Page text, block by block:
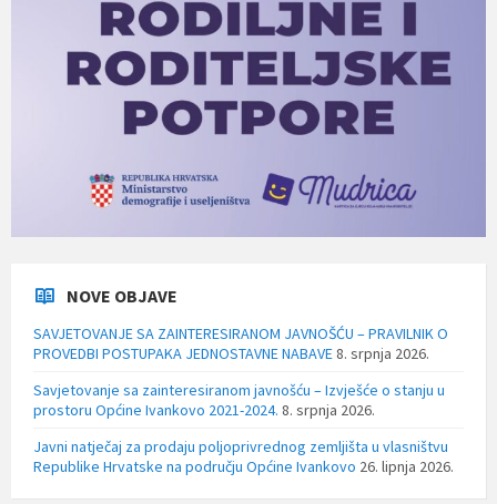
NOVE OBJAVE
SAVJETOVANJE SA ZAINTERESIRANOM JAVNOŠĆU – PRAVILNIK O
PROVEDBI POSTUPAKA JEDNOSTAVNE NABAVE8. srpnja 2026.
Savjetovanje sa zainteresiranom javnošću – Izvješće o stanju u
prostoru Općine Ivankovo 2021-2024. 8. srpnja 2026.
Javni natječaj za prodaju poljoprivrednog zemljišta u vlasništvu
Republike Hrvatske na području Općine Ivankovo 26. lipnja 2026.